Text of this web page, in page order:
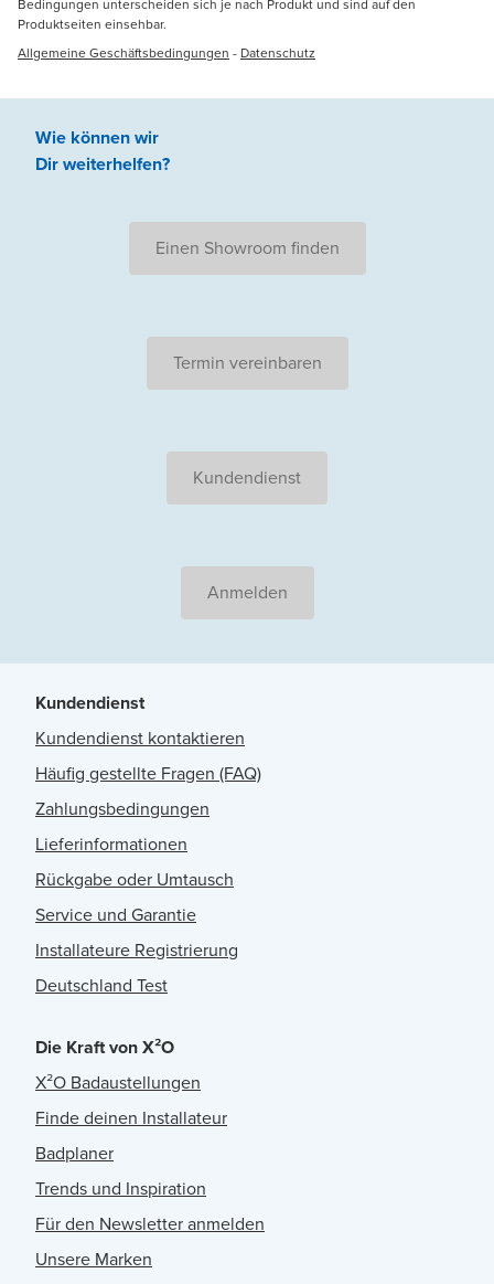
Bedingungen unterscheiden sich je nach Produkt und sind auf den
Produktseiten einsehbar.
Allgemeine Geschäftsbedingungen - Datenschutz
Wie können wir
Dir weiterhelfen?
Einen Showroom finden
Termin vereinbaren
Kundendienst
Anmelden
Kundendienst
Kundendienst kontaktieren
Häufig gestellte Fragen (FAQ)
Zahlungsbedingungen
Lieferinformationen
Rückgabe oder Umtausch
Service und Garantie
Installateure Registrierung
Deutschland Test
Die Kraft von X²O
X²O Badaustellungen
Finde deinen Installateur
Badplaner
Trends und Inspiration
Für den Newsletter anmelden
Unsere Marken